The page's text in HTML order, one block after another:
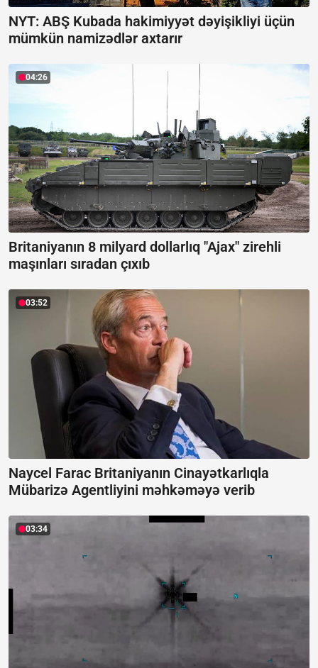
NYT: ABŞ Kubada hakimiyyət dəyişikliyi üçün
mümkün namizədlər axtarır
04:26
Britaniyanın 8 milyard dollarlıq "Ajax" zirehli
maşınları sıradan çıxıb
03:52
Naycel Farac Britaniyanın Cinayətkarlıqla
Mübarizə Agentliyini məhkəməyə verib
03:34